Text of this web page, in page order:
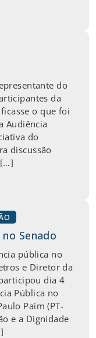
do
da
o que foi
Audiência
do
discussão
[…]
Senado
pública no
e Diretor da
dia 4
Pública no
Paim (PT-
e a Dignidade